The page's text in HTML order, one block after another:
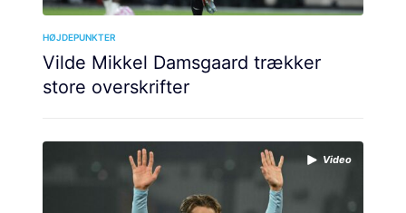
HØJDEPUNKTER
Vilde Mikkel Damsgaard trækker
store overskrifter
Video